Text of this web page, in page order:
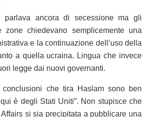
parlava ancora di secessione ma gli
chiedevano semplicemente una
e la continuazione dell’uso della
a quella ucraina. Lingua che invece
legge dai nuovi governanti.
che tira Haslam sono ben
è degli Stati Uniti”. Non stupisce che
si sia precipitata a pubblicare una